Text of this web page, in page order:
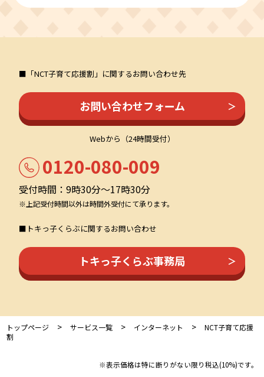
■「NCT子育て応援割」に関するお問い合わせ先
お問い合わせフォーム
Webから（24時間受付）
0120-080-009
受付時間：9時30分～17時30分
※上記受付時間以外は時間外受付にて承ります。
■トキっ子くらぶに関するお問い合わせ
トキっ子くらぶ事務局
トップページ >サービス一覧 > インターネット >NCT子育て応援
割
※表示価格は特に断りがない限り税込(10%)です。